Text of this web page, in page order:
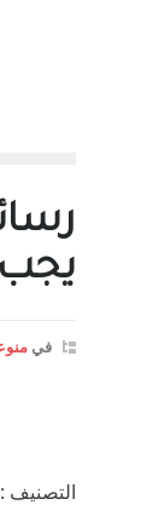
يجب
في
التصنيف